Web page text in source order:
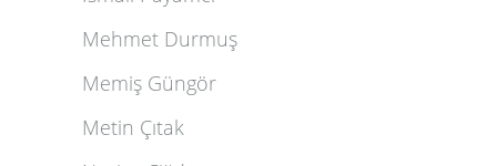
Mehmet Durmuş
Memiş Güngör
Metin Çıtak